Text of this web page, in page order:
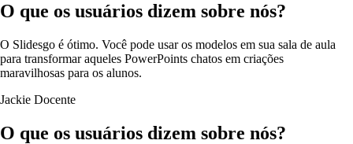
O que os usuários dizem sobre nós?
O Slidesgo é ótimo. Você pode usar os modelos em sua sala de aula
para transformar aqueles PowerPoints chatos em criações
maravilhosas para os alunos.
Jackie Docente
O que os usuários dizem sobre nós?